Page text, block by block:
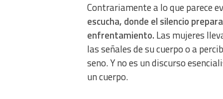
Contrariamente a lo que parece
escucha, donde el silencio
enfrentamiento. Las mujeres
las señales de su cuerpo o a
seno. Y no es un discurso
un cuerpo.